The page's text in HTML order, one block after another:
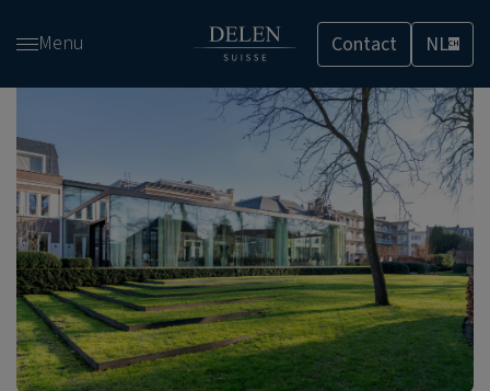
en
inhoud
gaan
Menu Contact NLCH